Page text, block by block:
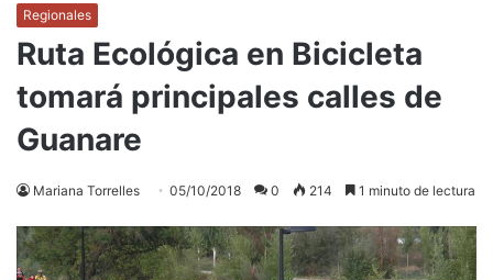
Regionales
Ruta Ecológica en Bicicleta
tomará principales calles de
Guanare
Mariana Torrelles 05/10/2018 0 214 1 minuto de lectura